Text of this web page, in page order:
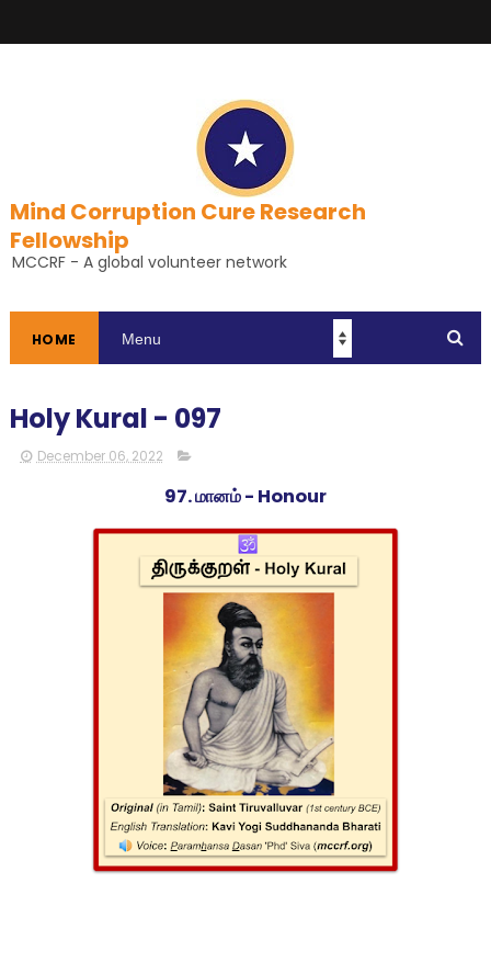
Mind Corruption Cure Research
Fellowship
MCCRF - A global volunteer network
HOME
Holy Kural - 097
December 06, 2022
97. மானம் - Honour